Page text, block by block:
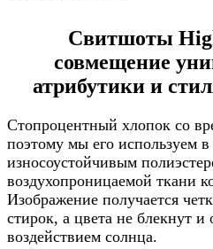
Свитшоты
совмещение
атрибутики и
Стопроцентный хлопок со
поэтому мы его используем в
износоустойчивым
воздухопроницаемой ткани
Изображение получается
стирок, а цвета не блекнут
воздействием солнца.